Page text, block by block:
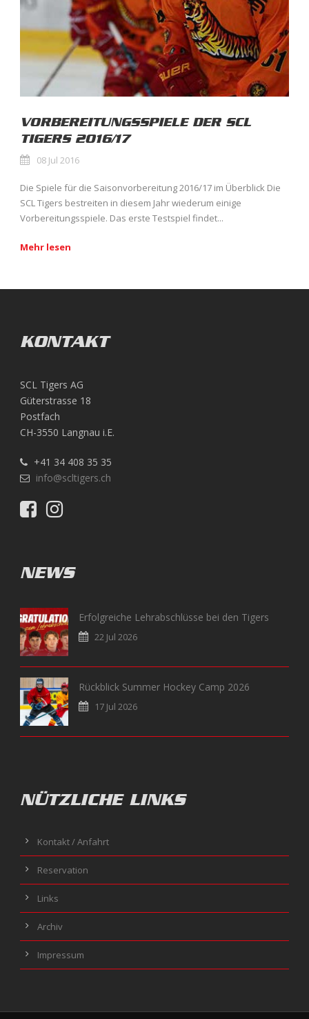
VORBEREITUNGSSPIELE DER SCL
TIGERS 2016/17
08 Jul 2016
Die Spiele für die Saisonvorbereitung 2016/17 im Überblick Die
SCL Tigers bestreiten in diesem Jahr wiederum einige
Vorbereitungsspiele. Das erste Testspiel findet...
Mehr lesen
KONTAKT
SCL Tigers AG
Güterstrasse 18
Postfach
CH-3550 Langnau i.E.
+41 34 408 35 35
info@scltigers.ch
NEWS
Erfolgreiche Lehrabschlüsse bei den Tigers
22 Jul 2026
Rückblick Summer Hockey Camp 2026
17 Jul 2026
NÜTZLICHE LINKS
Kontakt / Anfahrt
Reservation
Links
Archiv
Impressum